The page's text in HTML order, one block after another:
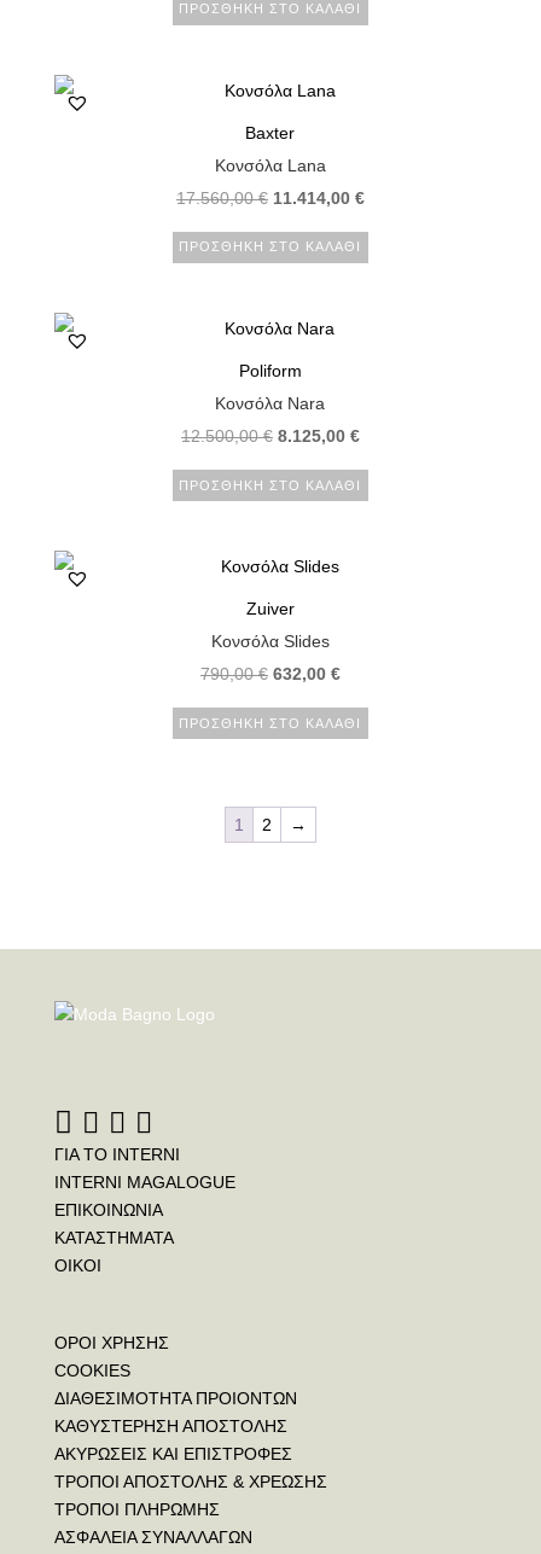
ΠΡΟΣΘΉΚΗ ΣΤΟ ΚΑΛΆΘΙ
Baxter
Κονσόλα Lana
17.560,00€ 11.414,00 €
ΠΡΟΣΘΉΚΗ ΣΤΟ ΚΑΛΆΘΙ
Poliform
Κονσόλα Nara
12.500,00€ 8.125,00 €
ΠΡΟΣΘΉΚΗ ΣΤΟ ΚΑΛΆΘΙ
Zuiver
Κονσόλα Slides
790,00€ 632,00 €
ΠΡΟΣΘΉΚΗ ΣΤΟ ΚΑΛΆΘΙ
1 2 →
ΓΙΑ ΤΟ INTERNI
INTERNI MAGALOGUE
ΕΠΙΚΟΙΝΩΝΙΑ
ΚΑΤΑΣΤΗΜΑΤΑ
ΟΙΚΟΙ
ΟΡΟΙ ΧΡΗΣΗΣ
COOKIES
ΔΙΑΘΕΣΙΜΟΤΗΤΑ ΠΡΟΙΟΝΤΩΝ
ΚΑΘΥΣΤΕΡΗΣΗ ΑΠΟΣΤΟΛΗΣ
ΑΚΥΡΩΣΕΙΣ ΚΑΙ ΕΠΙΣΤΡΟΦΕΣ
ΤΡΟΠΟΙ ΑΠΟΣΤΟΛΗΣ & ΧΡΕΩΣΗΣ
ΤΡΟΠΟΙ ΠΛΗΡΩΜΗΣ
ΑΣΦΑΛΕΙΑ ΣΥΝΑΛΛΑΓΩΝ